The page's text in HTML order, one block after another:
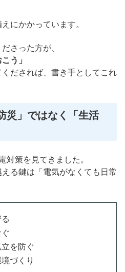
にかかっています。
さった方が、
う」
だされば、書き手としてこれ
」ではなく「生活
対策を見てきました。
る鍵は「電気がなくても日常
を防ぐ
づくり